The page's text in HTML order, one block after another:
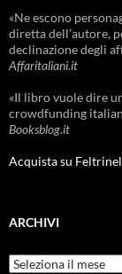
«Ne escono
diretta dell’autore,
declinazione degli
Affaritaliani.it
«Il libro vuole dire
crowdfunding
Booksblog.it
Acquista su
ARCHIVI
Archivi